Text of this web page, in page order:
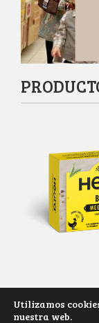
Utilizamos
nuestra web.